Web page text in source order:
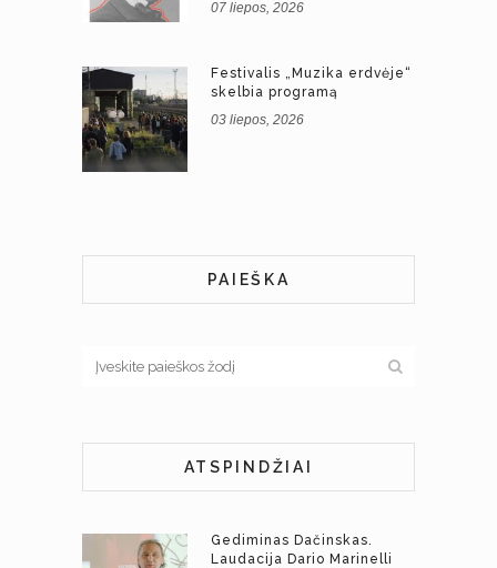
07 liepos, 2026
Festivalis „Muzika erdvėje“
skelbia programą
03 liepos, 2026
PAIEŠKA
ATSPINDŽIAI
Gediminas Dačinskas.
Laudacija Dario Marinelli